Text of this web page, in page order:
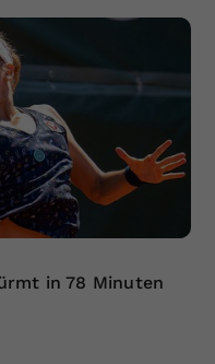
in 78 Minuten